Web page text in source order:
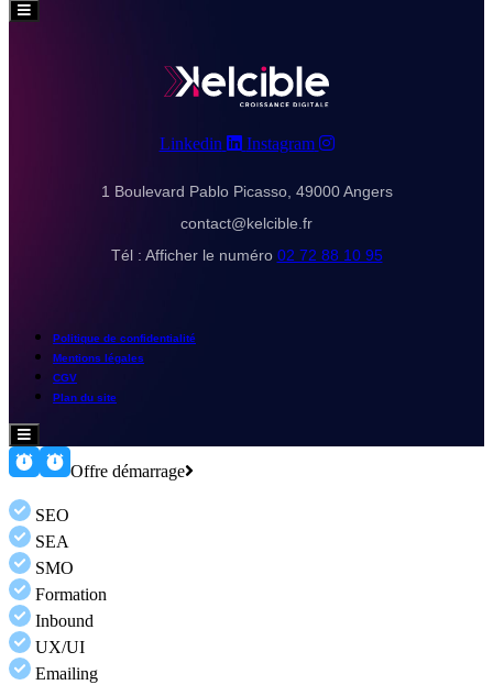
Hamburger
Toggle
Linkedin Instagram
1 Boulevard Pablo Picasso, 49000 Angers
contact@kelcible.fr
Tél : Afficher le numéro 02 72 88 10 95
Politique de confidentialité
Mentions légales
CGV
Plan du site
Hamburger
Toggle
Menu
Offre démarrage
SEO
SEA
SMO
Formation
Inbound
UX/UI
Emailing